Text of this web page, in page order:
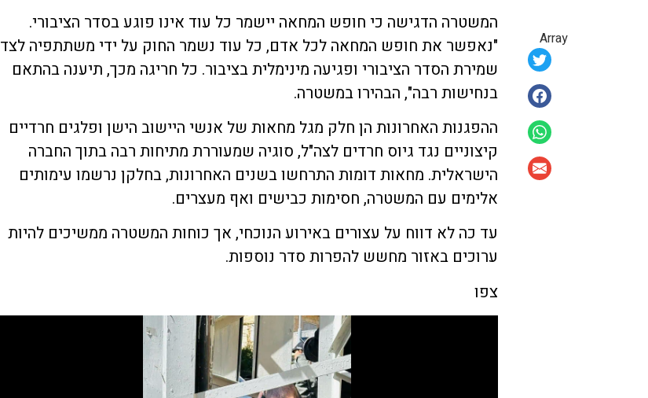
Array
המשטרה הדגישה כי חופש המחאה יישמר כל עוד אינו פוגע בסדר הציבורי.
"נאפשר את חופש המחאה לכל אדם, כל עוד נשמר החוק על ידי משתתפיה לצד
שמירת הסדר הציבורי ופגיעה מינימלית בציבור. כל חריגה מכך, תיענה בהתאם
בנחישות רבה", הבהירו במשטרה.
ההפגנות האחרונות הן חלק מגל מחאות של אנשי היישוב הישן ופלגים חרדיים
קיצוניים נגד גיוס חרדים לצה"ל, סוגיה שמעוררת מתיחות רבה בתוך החברה
הישראלית. מחאות דומות התרחשו בשנים האחרונות, בחלקן נרשמו עימותים
אלימים עם המשטרה, חסימות כבישים ואף מעצרים.
עד כה לא דווח על עצורים באירוע הנוכחי, אך כוחות המשטרה ממשיכים להיות
ערוכים באזור מחשש להפרות סדר נוספות.
צפו